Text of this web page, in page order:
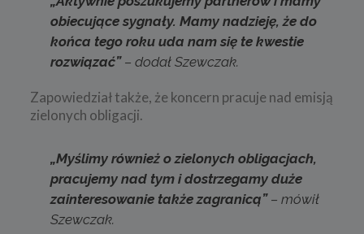
obiecujące sygnały. Mamy nadzieję, że do
końca tego roku uda nam się te kwestie
rozwiązać”– dodał Szewczak.
Zapowiedział także, że koncern pracuje nad emisją
zielonych obligacji.
„Myślimy również o zielonych obligacjach,
pracujemy nad tym i dostrzegamy duże
zainteresowanie także zagranicą” – mówił
Szewczak.